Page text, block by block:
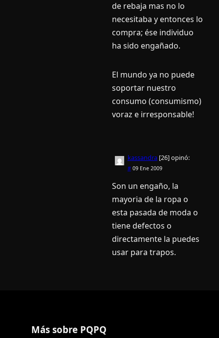
de rebaja mas no lo
necesitaba y entonces lo
compra; ése individuo
ha sido engañado.
El mundo ya no puede
soportar nuestro
consumo (consumismo)
voraz e irresponsable!
kassandra[26]opinó:
#09 Ene 2009
Son un engaño, la
mayoria de la ropa o
esta pasada de moda o
tiene defectos o
directamente la puedes
usar para trapos.
Más sobre PQPQ